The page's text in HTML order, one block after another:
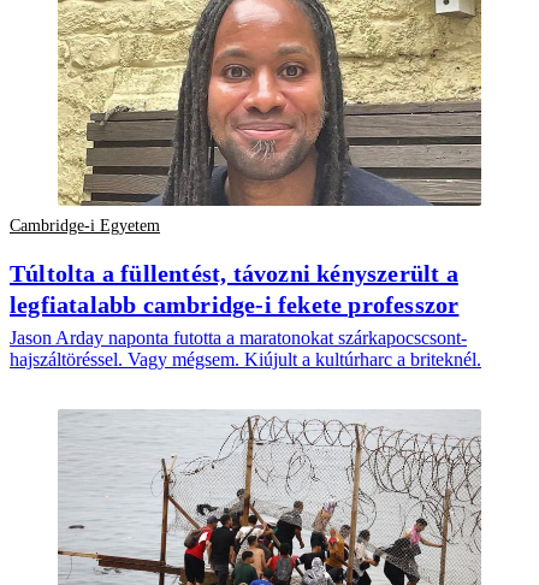
Cambridge-i Egyetem
Túltolta a füllentést, távozni kényszerült a
legfiatalabb cambridge-i fekete professzor
Jason Arday naponta futotta a maratonokat szárkapocscsont-
hajszáltöréssel. Vagy mégsem. Kiújult a kultúrharc a briteknél.